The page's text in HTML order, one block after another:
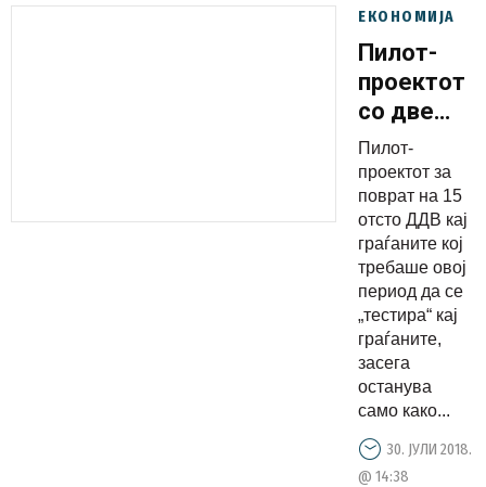
ЕКОНОМИЈА
Пилот-
проектот
со две
општини
за поврат
на ДДВ
кај
граѓаните
засега
само
најава
Пилот-
проектот за
поврат на 15
отсто ДДВ кај
граѓаните кој
требаше овој
период да се
„тестира“ кај
граѓаните,
засега
останува
само како...
30. ЈУЛИ 2018.
@ 14:38